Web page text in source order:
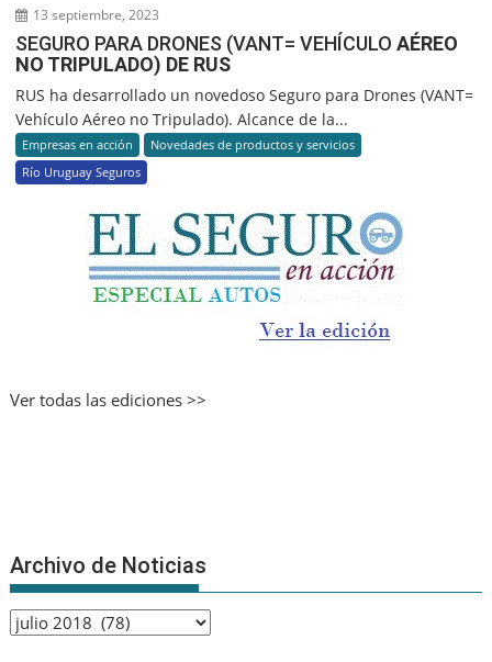
13 septiembre, 2023
SEGURO PARA DRONES (VANT= VEHÍCULOAÉREO
NO TRIPULADO) DE RUS
RUS ha desarrollado un novedoso Seguro para Drones (VANT=
Vehículo Aéreo no Tripulado). Alcance de la...
Empresas en acción
Novedades de productos y servicios
Río Uruguay Seguros
Ver todas las ediciones >>
Archivo de Noticias
Archivo